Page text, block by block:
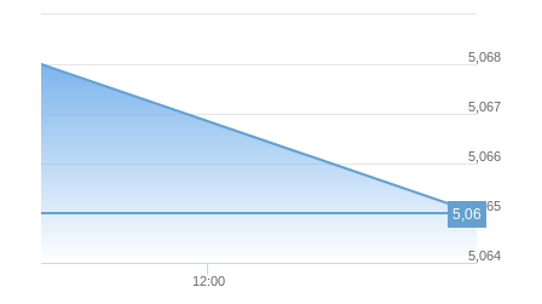
Chart
Chart with 2 data points.
The chart has 1 X axis displaying Time. Data ranges from
The chart has 1 Y axis displaying values. Data ranges from
12:00
5,064
5,065
5,066
5,067
5,068
5,06